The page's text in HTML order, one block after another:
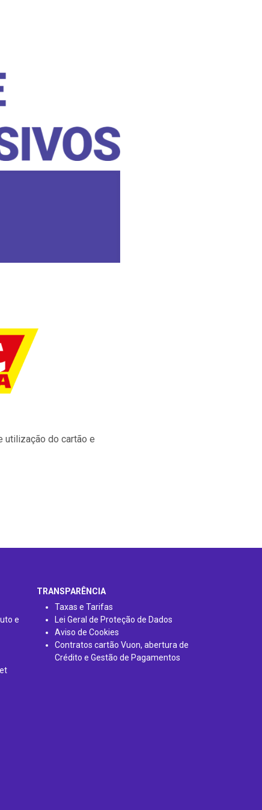
utilização do cartão e
e
TRANSPARÊNCIA
Taxas e Tarifas
Lei Geral de Proteção de Dados
Aviso de Cookies
Contratos cartão Vuon, abertura de
Crédito e Gestão de Pagamentos